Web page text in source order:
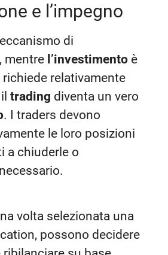
e l’impegno
di
mentre l’investimento è
relativamente
trading diventa un vero
. I traders devono
le loro posizioni
a chiuderle o
volta selezionata una
possono decidere